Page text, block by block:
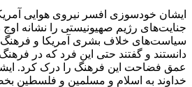
ایشان خودسوزی افسر نیروی هوایی
جنایت‌های رژیم صهیونیستی را نشانه
سیاست‌های خلاف بشری آمریکا و
دانستند و گفتند حتی این فرد که در
عمق فضاحت این فرهنگ را درک کرد.
خداوند به اسلام و مسلمین و فلسطین